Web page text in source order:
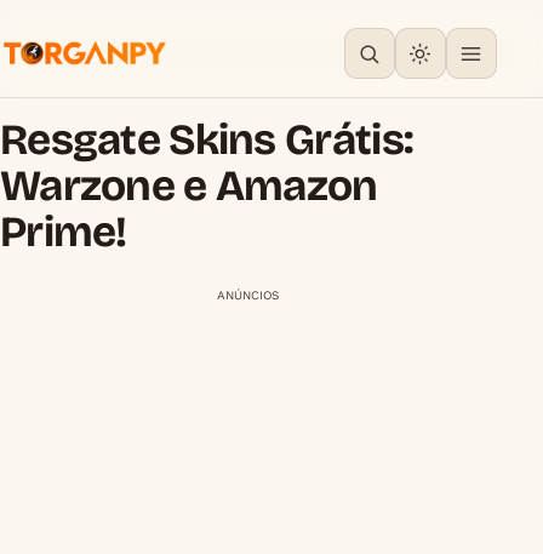
Resgate Skins Grátis:
Warzone e Amazon
Prime!
ANÚNCIOS